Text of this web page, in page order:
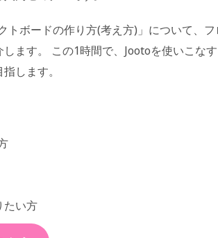
トボードの作り方(考え方)」について、フ
ます。 この1時間で、Jootoを使いこな
します。
たい方